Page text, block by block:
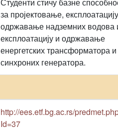
за пројектовање,
одржавање надземних водова
експлоатацију и одржавање
енергетских трансформатора и
синхроних генератора.
http://ees.etf.bg.ac.rs/
Id=37